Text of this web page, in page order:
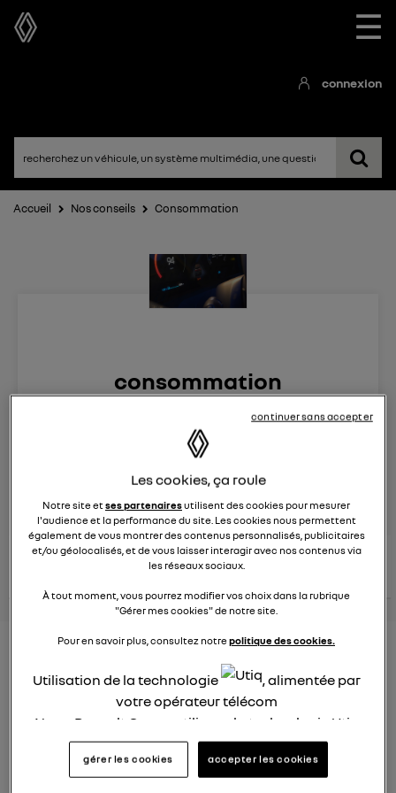
☰
connexion
Accueil Nos conseils Consommation
consommation
26 janvier 2022 12:51
Véhicules RENAULT
consultez les
conseils
Consommation carburant
voiture hybride
Les cookies, ça roule
Notre site etses partenairesutilisent des cookies pour mesurer
l'audience et la performance du site. Les cookies nous permettent
également de vous montrer des contenus personnalisés, publicitaires
et/ou géolocalisés, et de vous laisser interagir avec nos contenus via
les réseaux sociaux.
À tout moment, vous pourrez modifier vos choix dans la rubrique
"Gérer mes cookies" de notre site.
Pour en savoir plus, consultez notrepolitique des cookies.
Utilisation de la technologie
, alimentée par
votre opérateur télécom
Nous, Renault Group, utilisons la technologie Utiq
pour nos activités digitales (telles que décrites
dans cette notice de consentement) et liées à
gérer les cookies accepter les cookies
continuer sans accepter